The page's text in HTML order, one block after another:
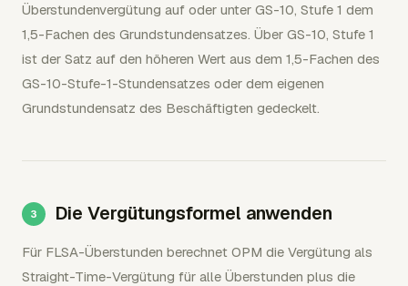
Überstundenvergütung auf oder unter GS-10, Stufe 1 dem
1,5-Fachen des Grundstundensatzes. Über GS-10, Stufe 1
ist der Satz auf den höheren Wert aus dem 1,5-Fachen des
GS-10-Stufe-1-Stundensatzes oder dem eigenen
Grundstundensatz des Beschäftigten gedeckelt.
Die Vergütungsformel anwenden
Für FLSA-Überstunden berechnet OPM die Vergütung als
Straight-Time-Vergütung für alle Überstunden plus die